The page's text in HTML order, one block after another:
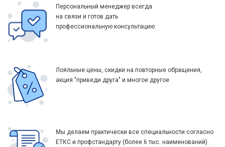
Персональный менеджер всегда
на связи и готов дать
профессиональную консультацию
Лояльные цены, скидки на повторные обращения,
акция "приведи друга" и многое другое
Мы делаем практически все специальности согласно
ЕТКС и профстандарту (более 6 тыс. наименований).